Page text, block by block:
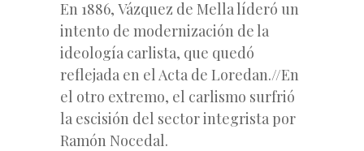
En 1886, Vázquez de Mellalíderó un
intento de modernización de la
ideología carlista, que quedó
reflejada en el Acta de Loredan.//En
el otro extremo, el carlismo surfrió
la escisión del sector integrista por
Ramón Nocedal.